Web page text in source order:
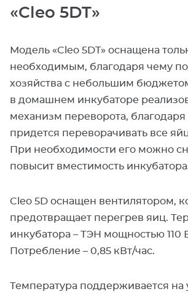
«Cleo 5DT»
Модель «Cleo 5DT» оснащена
необходимым, благодаря чему
хозяйства с небольшим
в домашнем инкубаторе
механизм переворота,
придется переворачивать все
При необходимости его можно
повысит вместимость
Cleo 5D оснащен вентилятором,
предотвращает перегрев яиц.
инкубатора – ТЭН мощностью 110
Потребление – 0,85 кВт/час.
Температура поддерживается на